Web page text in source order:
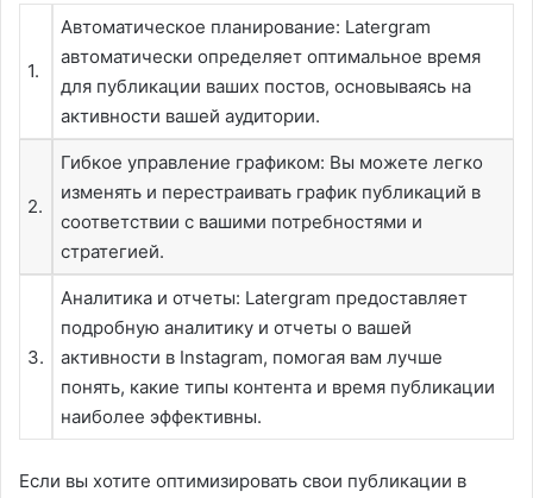
1.
Автоматическое планирование: Latergram
автоматически определяет оптимальное время
для публикации ваших постов, основываясь на
активности вашей аудитории.
2.
Гибкое управление графиком: Вы можете легко
изменять и перестраивать график публикаций в
соответствии с вашими потребностями и
стратегией.
3.
Аналитика и отчеты: Latergram предоставляет
подробную аналитику и отчеты о вашей
активности в Instagram, помогая вам лучше
понять, какие типы контента и время публикации
наиболее эффективны.
Если вы хотите оптимизировать свои публикации в